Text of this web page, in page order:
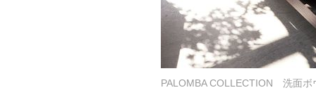
PALOMBA COLLECTION 洗面ボ